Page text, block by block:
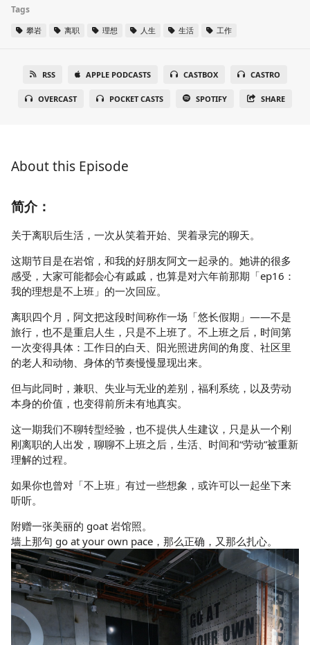
Tags
攀岩 离职 理想 人生 生活 工作
RSS APPLE PODCASTS CASTBOX CASTRO
OVERCAST POCKET CASTS SPOTIFY SHARE
About this Episode
简介：
关于离职后生活，一次从笑着开始、哭着录完的聊天。
这期节目是在岩馆，和我的好朋友阿文一起录的。她讲的很多
感受，大家可能都会心有戚戚，也算是对六年前那期「ep16：
我的理想是不上班」的一次回应。
离职四个月，阿文把这段时间称作一场「悠长假期」——不是
旅行，也不是重启人生，只是不上班了。不上班之后，时间第
一次变得具体：工作日的白天、阳光照进房间的角度、社区里
的老人和动物、身体的节奏慢慢显现出来。
但与此同时，兼职、失业与无业的差别，福利系统，以及劳动
本身的价值，也变得前所未有地真实。
这一期我们不聊转型经验，也不提供人生建议，只是从一个刚
刚离职的人出发，聊聊不上班之后，生活、时间和“劳动”被重新
理解的过程。
如果你也曾对「不上班」有过一些想象，或许可以一起坐下来
听听。
附赠一张美丽的 goat 岩馆照。
墙上那句 go at your own pace，那么正确，又那么扎心。